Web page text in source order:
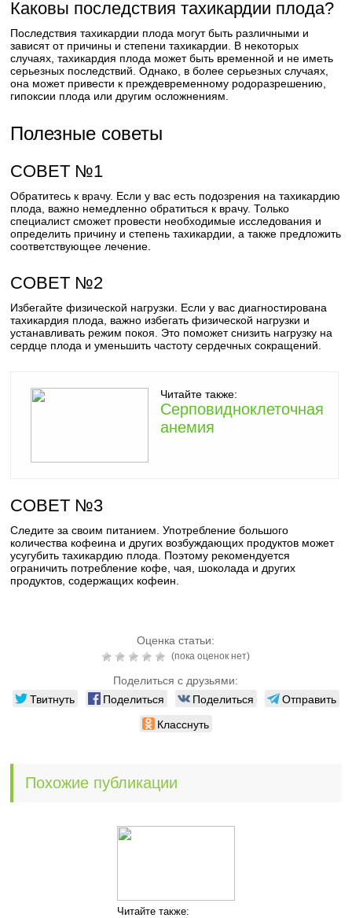
Каковы последствия тахикардии плода?
Последствия тахикардии плода могут быть различными и
зависят от причины и степени тахикардии. В некоторых
случаях, тахикардия плода может быть временной и не иметь
серьезных последствий. Однако, в более серьезных случаях,
она может привести к преждевременному родоразрешению,
гипоксии плода или другим осложнениям.
Полезные советы
СОВЕТ №1
Обратитесь к врачу. Если у вас есть подозрения на тахикардию
плода, важно немедленно обратиться к врачу. Только
специалист сможет провести необходимые исследования и
определить причину и степень тахикардии, а также предложить
соответствующее лечение.
СОВЕТ №2
Избегайте физической нагрузки. Если у вас диагностирована
тахикардия плода, важно избегать физической нагрузки и
устанавливать режим покоя. Это поможет снизить нагрузку на
сердце плода и уменьшить частоту сердечных сокращений.
Читайте также:
Серповидноклеточная
анемия
СОВЕТ №3
Следите за своим питанием. Употребление большого
количества кофеина и других возбуждающих продуктов может
усугубить тахикардию плода. Поэтому рекомендуется
ограничить потребление кофе, чая, шоколада и других
продуктов, содержащих кофеин.
Оценка статьи:
(пока оценок нет)
Поделиться с друзьями:
Твитнуть Поделиться Поделиться
Отправить
Класснуть
Похожие публикации
Читайте также: